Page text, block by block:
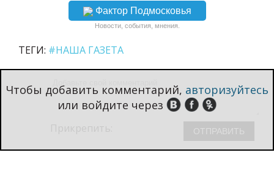
Фактор Подмосковья
Новости, события, мнения.
ТЕГИ: #НАША ГАЗЕТА
Чтобы добавить комментарий, авторизуйтесь
или войдите через